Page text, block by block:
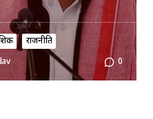
राजनीति
0